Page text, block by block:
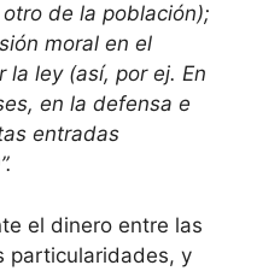
de la población);
moral en el
ley (así, por ej. En
en la defensa e
entradas
el dinero entre las
particularidades, y